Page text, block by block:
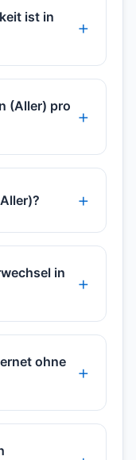
ist in
(Aller) pro
in
ohne